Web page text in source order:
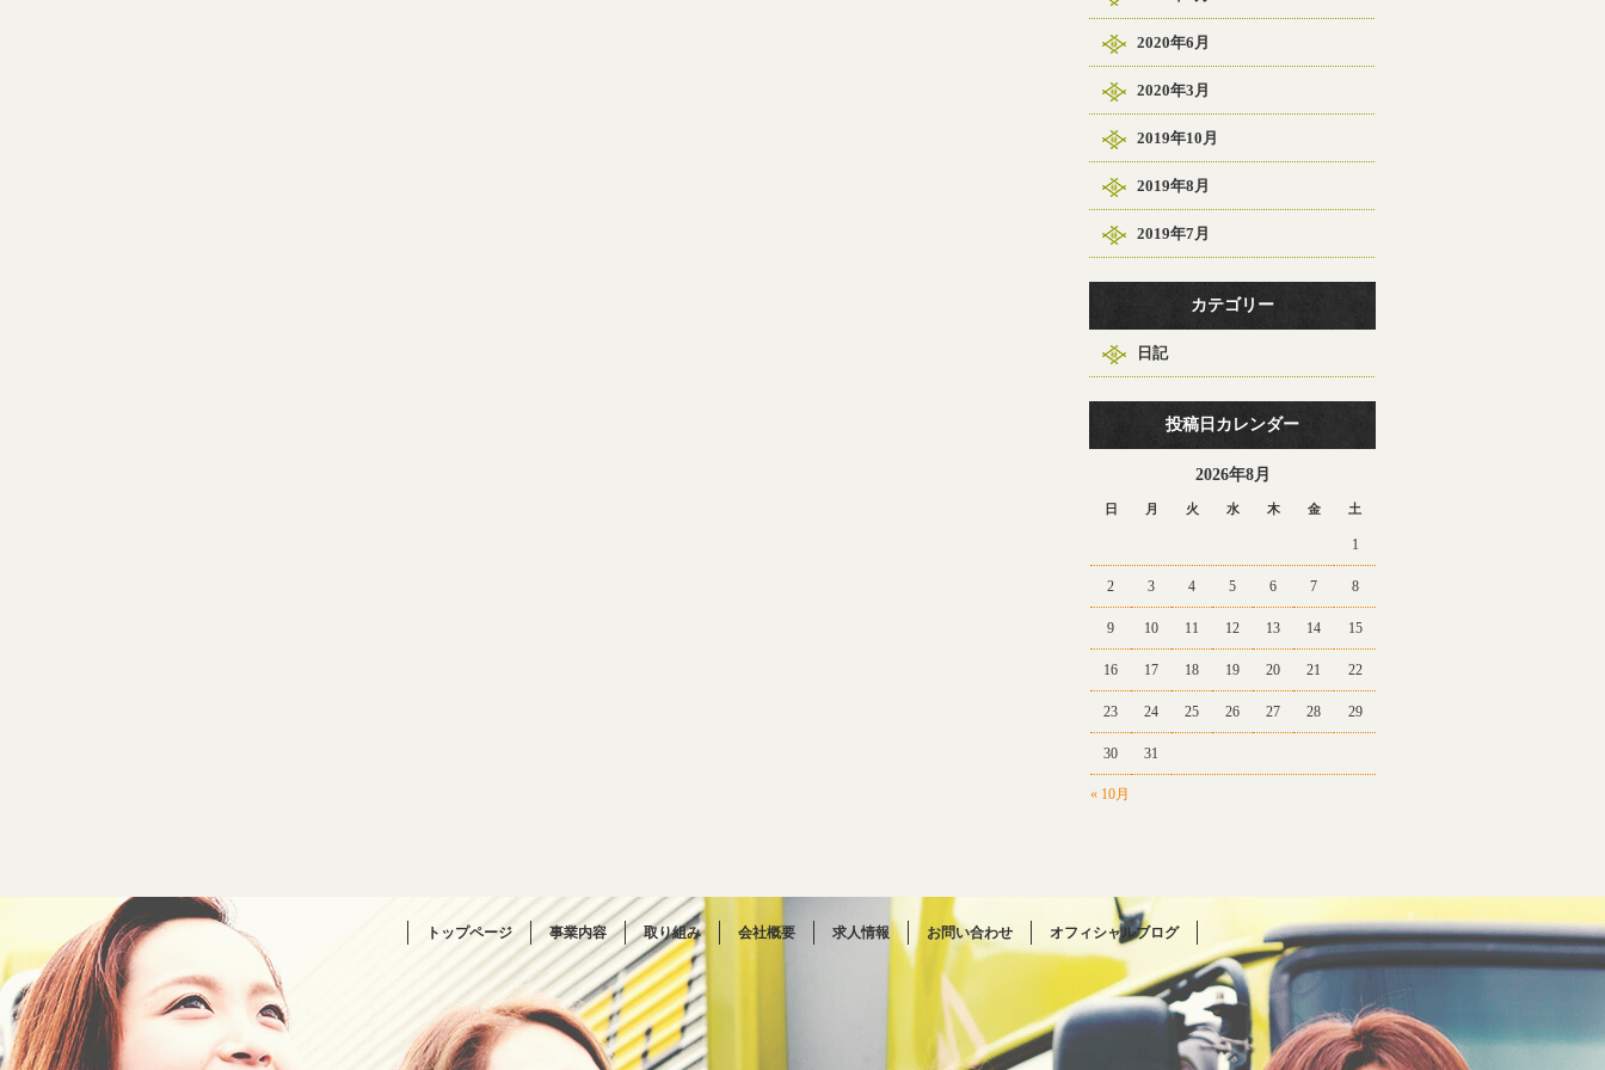
2020年6月
2020年3月
2019年10月
2019年8月
2019年7月
カテゴリー
日記
投稿日カレンダー
2026年8月
日 月 火 水 木 金 土
« 10月
1
2 3 4 5 6 7 8
9 10 11 12 13 14 15
16 17 18 19 20 21 22
23 24 25 26 27 28 29
30 31
トップページ 事業内容 取り組み 会社概要 求人情報 お問い合わせ オフィシャルブログ